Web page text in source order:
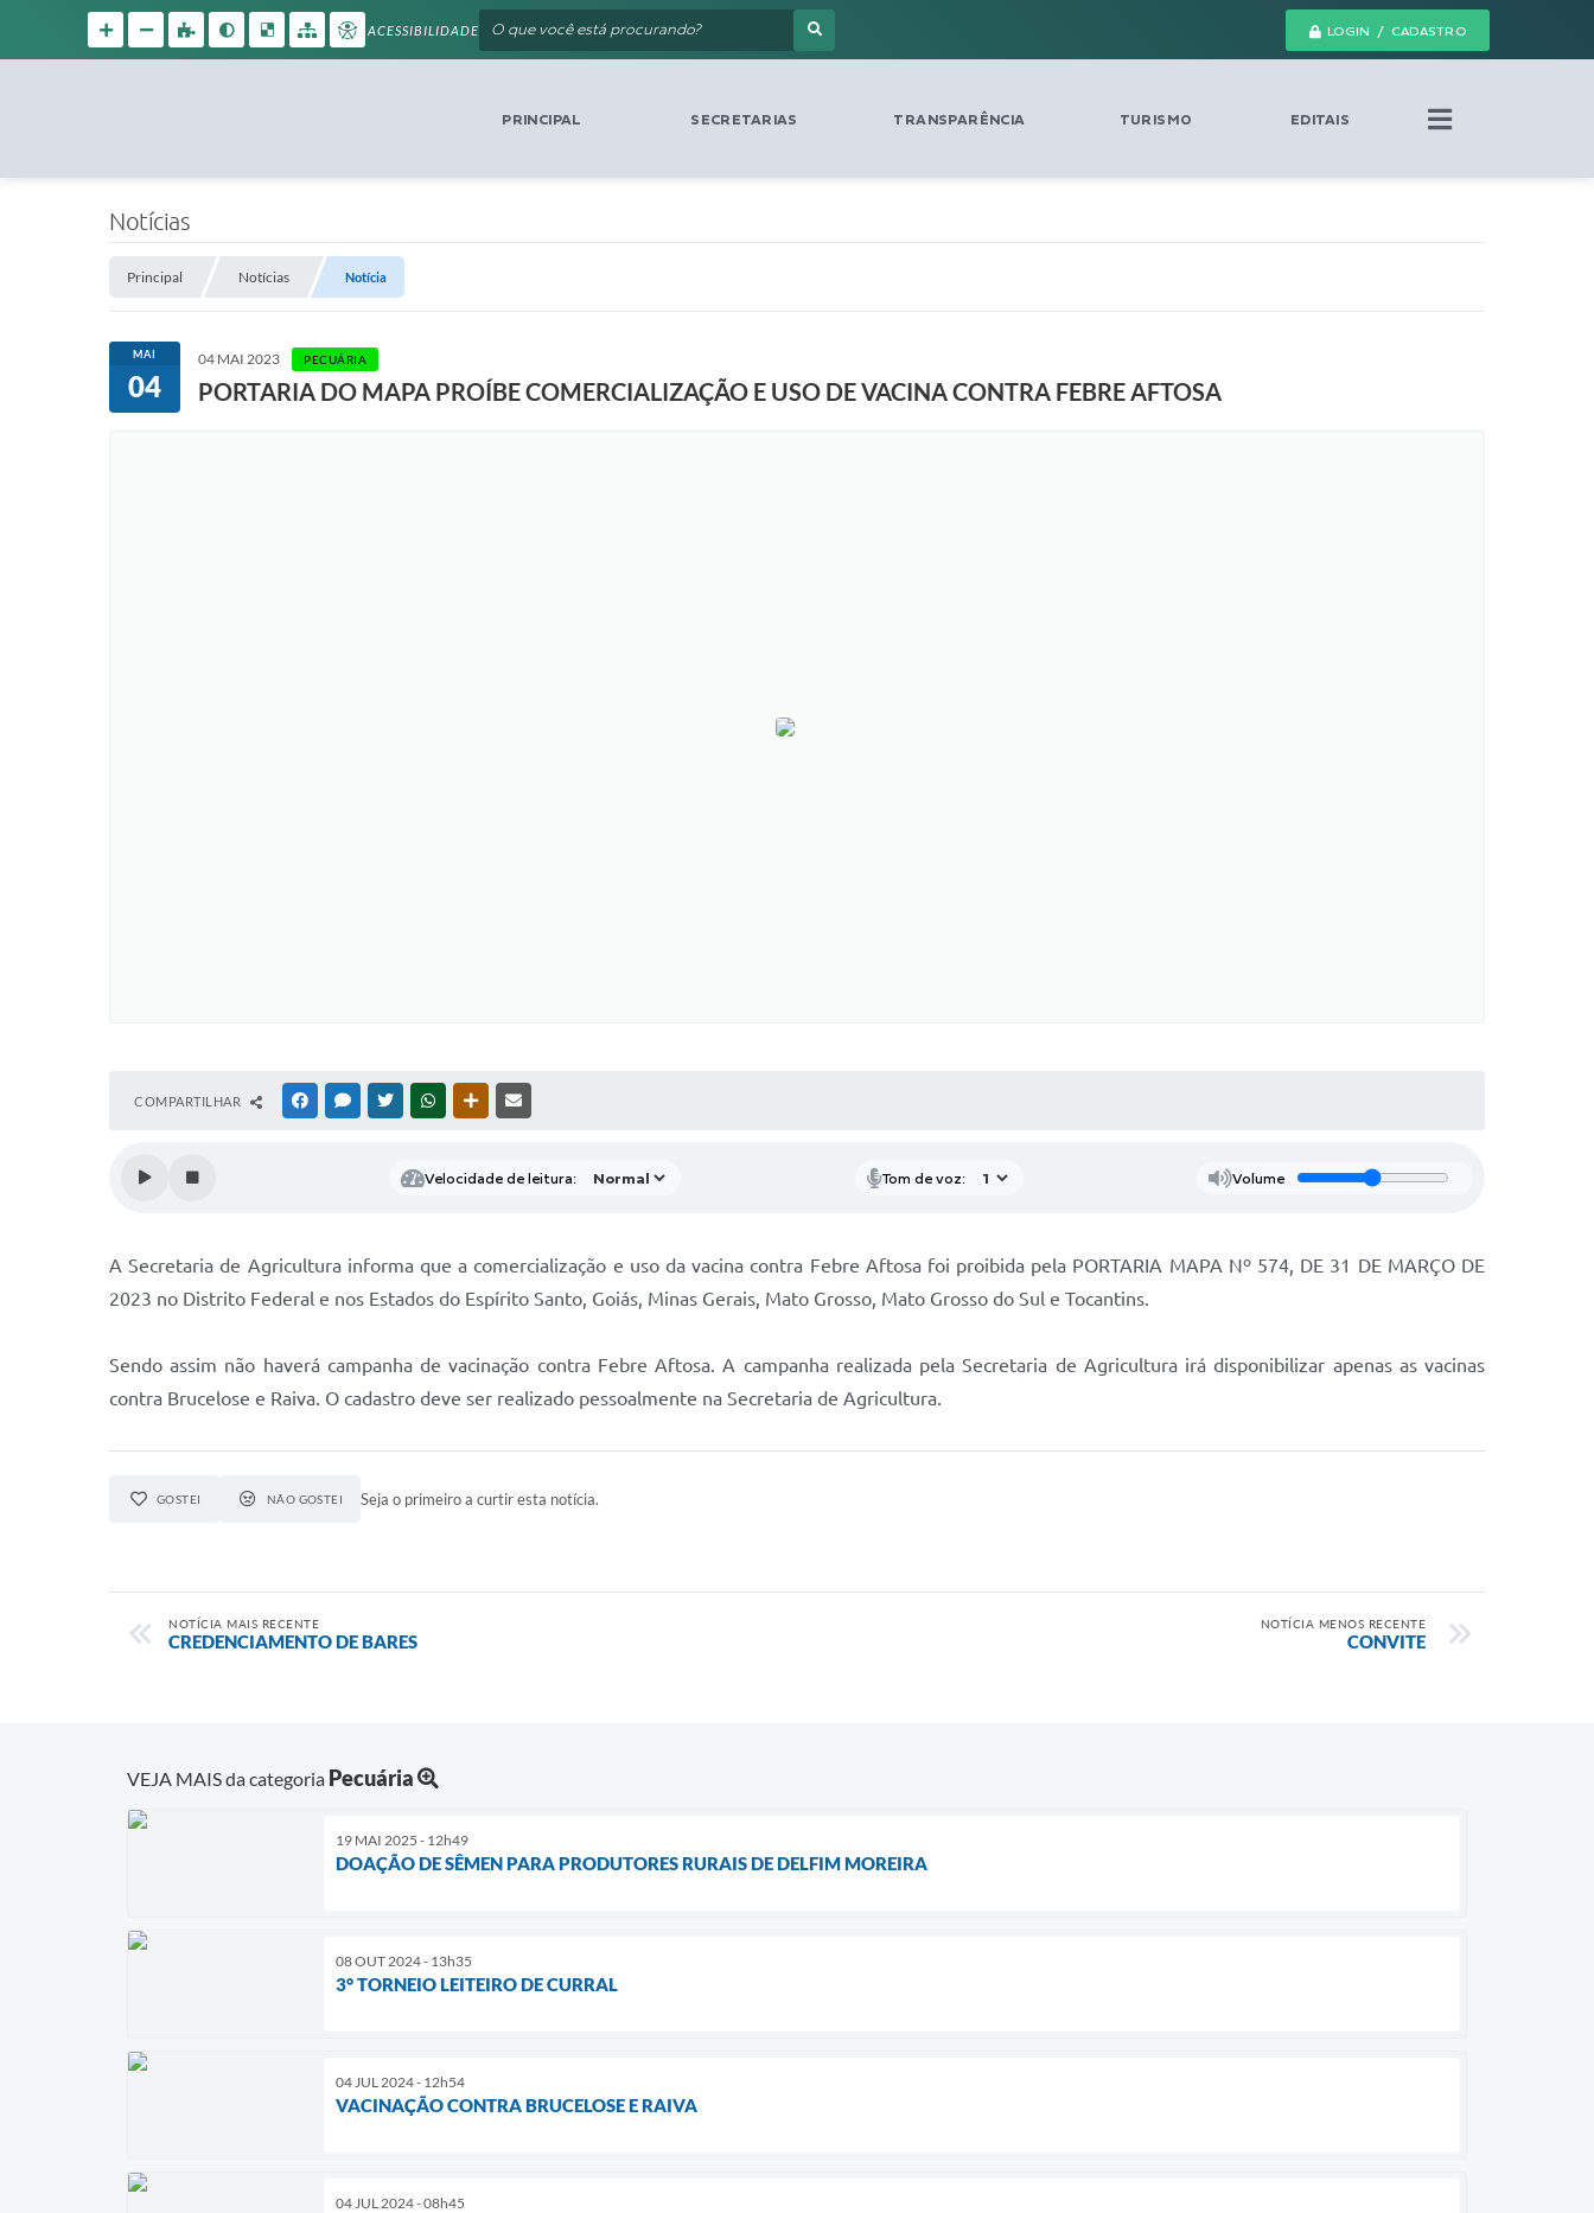
LOGIN / CADASTRO
ACESSIBILIDADE
PRINCIPAL SECRETARIAS TRANSPARÊNCIA TURISMO EDITAIS
Notícias
Principal Notícias Notícia
MAI
04
04 MAI 2023 PECUÁRIA
PORTARIA DO MAPA PROÍBE COMERCIALIZAÇÃO E USO DE VACINA CONTRA FEBRE AFTOSA
COMPARTILHAR FACEBOOKMESSENGER
TWITTERWHATSAPPOUTRAS MÍDIAS
Velocidade de leitura: Tom de voz: Volume
A Secretaria de Agricultura informa que a comercialização e uso da vacina contra Febre Aftosa foi proibida pela PORTARIA MAPA Nº 574, DE 31 DE MARÇO DE
2023 no Distrito Federal e nos Estados do Espírito Santo, Goiás, Minas Gerais, Mato Grosso, Mato Grosso do Sul e Tocantins.
Sendo assim não haverá campanha de vacinação contra Febre Aftosa. A campanha realizada pela Secretaria de Agricultura irá disponibilizar apenas as vacinas
contra Brucelose e Raiva. O cadastro deve ser realizado pessoalmente na Secretaria de Agricultura.
GOSTEI NÃO GOSTEI Seja o primeiro a curtir esta notícia.
NOTÍCIA MAIS RECENTE
CREDENCIAMENTO DE BARES
NOTÍCIA MENOS RECENTE
CONVITE
VEJA MAIS da categoria Pecuária
19 MAI 2025 - 12h49
DOAÇÃO DE SÊMEN PARA PRODUTORES RURAIS DE DELFIM MOREIRA
08 OUT 2024 - 13h35
3° TORNEIO LEITEIRO DE CURRAL
04 JUL 2024 - 12h54
VACINAÇÃO CONTRA BRUCELOSE E RAIVA
04 JUL 2024 - 08h45